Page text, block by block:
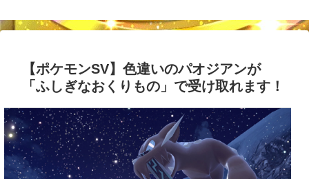
【ポケモンSV】色違いのパオジアンが
「ふしぎなおくりもの」で受け取れます！